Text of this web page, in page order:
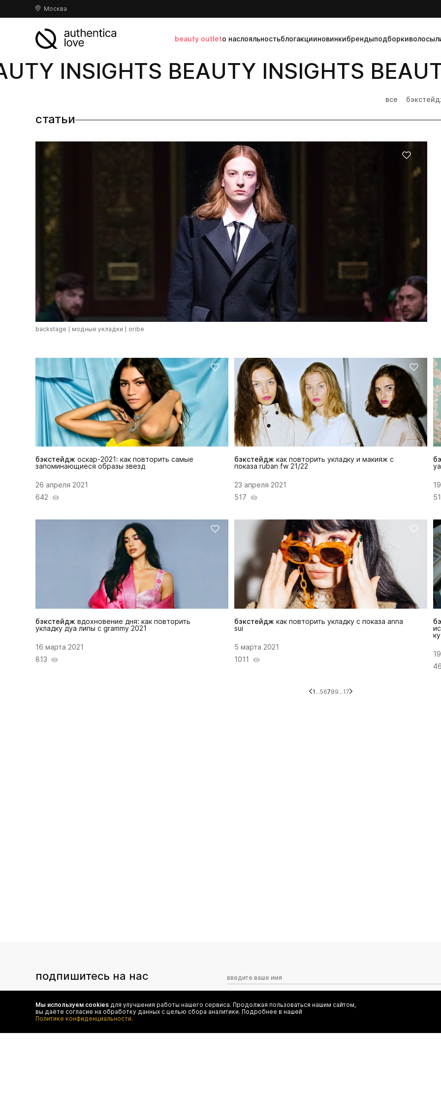
Москва
beauty outletо наслояльностьблогакцииновинкибрендыподборкиволосы
INSIGHTS BEAUTY INSIGHTS
все
статьи
backstage модные укладки oribe
бэкстейдж оскар-2021: как повторить самые
запоминающиеся образы звезд
26 апреля 2021
642
бэкстейдж как повторить укладку и макияж с
показа ruban fw 21/22
23 апреля 2021
517
бэкстейдж вдохновение дня: как повторить
укладку дуа липы с grammy 2021
16 марта 2021
813
бэкстейдж как повторить укладку с показа anna
sui
5 марта 2021
1011
1 ...56789...17
подпишитесь на нас
и специальным предложениям authentica.love
Я даю согласие на сбор, обработку и хранение моих
Мы используем cookies для улучшения работы нашего сервиса. Продолжая пользоваться нашим сайтом,
вы даёте согласие на обработку данных с целью сбора аналитики. Подробнее в нашей
Политике конфиденциальности.